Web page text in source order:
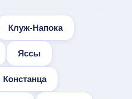
Клуж-Напока
Яссы
Констанца